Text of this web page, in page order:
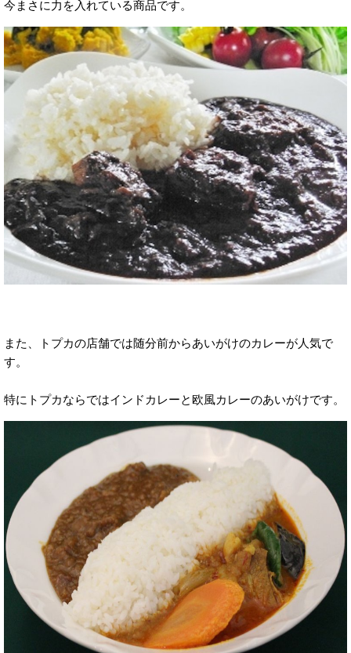
今まさに力を入れている商品です。
また、トプカの店舗では随分前からあいがけのカレーが人気で
す。
特にトプカならではインドカレーと欧風カレーのあいがけです。